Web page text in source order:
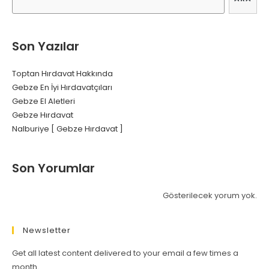
Son Yazılar
Toptan Hırdavat Hakkında
Gebze En İyi Hırdavatçıları
Gebze El Aletleri
Gebze Hırdavat
Nalburiye [ Gebze Hırdavat ]
Son Yorumlar
Gösterilecek yorum yok.
Newsletter
Get all latest content delivered to your email a few times a